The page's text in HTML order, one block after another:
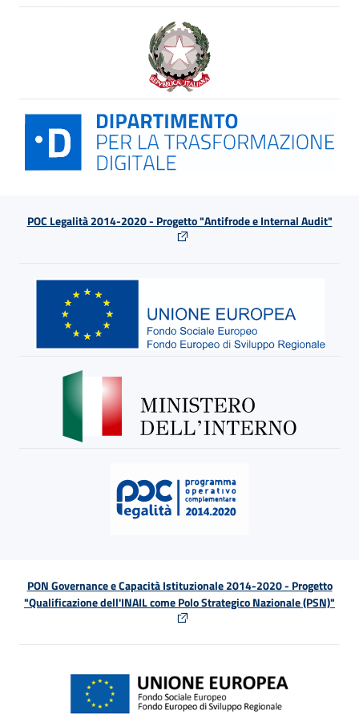
POC Legalità 2014-2020 - Progetto "Antifrode e Internal Audit"
PON Governance e Capacità Istituzionale 2014-2020 - Progetto
"Qualificazione dell'INAIL come Polo Strategico Nazionale (PSN)"